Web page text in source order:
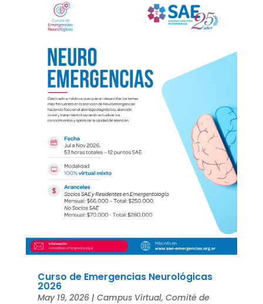
Curso de Emergencias Neurológicas
2026
May 19, 2026| Campus Virtual, Comité de